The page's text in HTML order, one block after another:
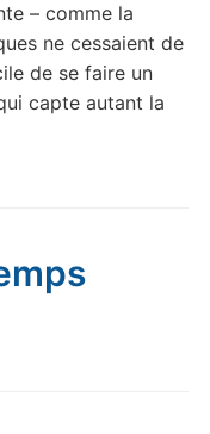
– comme la
ne cessaient de
de se faire un
capte autant la